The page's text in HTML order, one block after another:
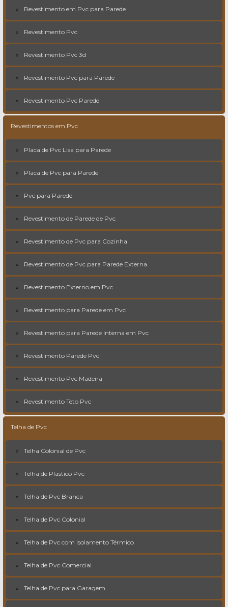
Revestimento em Pvc para Parede
Revestimento Pvc
Revestimento Pvc 3d
Revestimento Pvc para Parede
Revestimento Pvc Parede
Revestimentos em Pvc
Placa de Pvc Lisa para Parede
Placa de Pvc para Parede
Pvc para Parede
Revestimento de Parede de Pvc
Revestimento de Pvc para Cozinha
Revestimento de Pvc para Parede Externa
Revestimento Externo em Pvc
Revestimento para Parede em Pvc
Revestimento para Parede Interna em Pvc
Revestimento Parede Pvc
Revestimento Pvc Madeira
Revestimento Teto Pvc
Telha de Pvc
Telha Colonial de Pvc
Telha de Plastico Pvc
Telha de Pvc Branca
Telha de Pvc Colonial
Telha de Pvc com Isolamento Térmico
Telha de Pvc Comercial
Telha de Pvc para Garagem